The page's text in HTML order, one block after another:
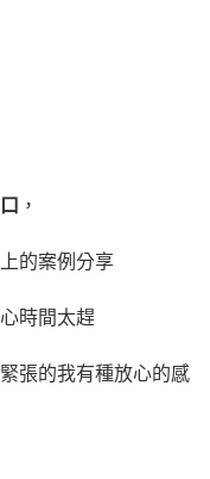
，
的案例分享
時間太趕
張的我有種放心的感